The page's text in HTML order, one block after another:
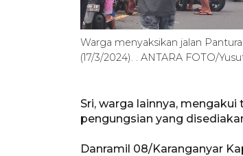
Warga menyaksikan jalan
(17/3/2024). . ANTARA FOTO/
Sri, warga lainnya,
pengungsian yang
Danramil 08/Karanganyar